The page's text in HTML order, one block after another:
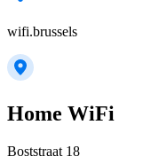
wifi.brussels
Home WiFi
Boststraat 18